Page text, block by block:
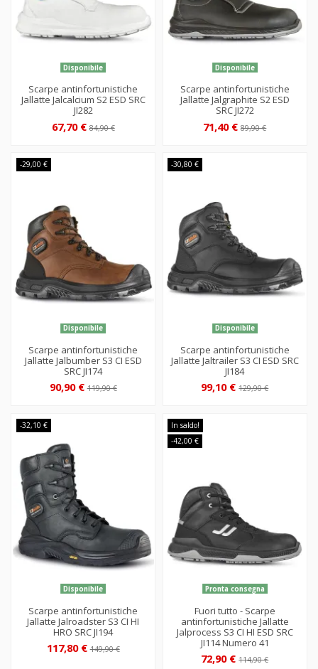
Disponibile
Scarpe antinfortunistiche
Jallatte Jalcalcium S2 ESD SRC
JI282
67,70 €84,90 €
Disponibile
Scarpe antinfortunistiche
Jallatte Jalgraphite S2 ESD
SRC JI272
71,40 €89,90 €
-29,00 €
Disponibile
Scarpe antinfortunistiche
Jallatte Jalbumber S3 CI ESD
SRC JI174
90,90 €119,90 €
-30,80 €
Disponibile
Scarpe antinfortunistiche
Jallatte Jaltrailer S3 CI ESD SRC
JI184
99,10 €129,90 €
-32,10 €
Disponibile
Scarpe antinfortunistiche
Jallatte Jalroadster S3 CI HI
HRO SRC JI194
117,80 €149,90 €
In saldo!
-42,00 €
Pronta consegna
Fuori tutto - Scarpe
antinfortunistiche Jallatte
Jalprocess S3 CI HI ESD SRC
JI114 Numero 41
72,90 €114,90 €